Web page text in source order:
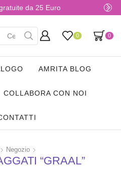
da 25 Euro
0 0
AMRITA BLOG
COLLABORA CON NOI
Negozio
“GRAAL”